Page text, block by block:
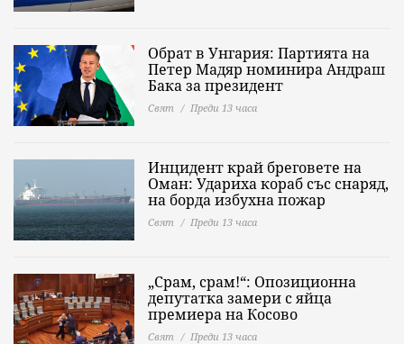
Обрат в Унгария: Партията на
Петер Мадяр номинира Андраш
Бака за президент
Свят Преди 13 часа
Инцидент край бреговете на
Оман: Удариха кораб със снаряд,
на борда избухна пожар
Свят Преди 13 часа
„Срам, срам!“: Опозиционна
депутатка замери с яйца
премиера на Косово
Свят Преди 13 часа